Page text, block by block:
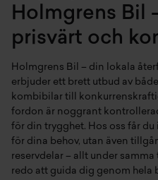
Holmgrens Bil
prisvärt och
Holmgrens Bil – din lokala
erbjuder ett brett utbud av
kombibilar till
fordon är noggrant
för din trygghet. Hos oss får
för dina behov, utan även
reservdelar – allt under
redo att guida dig genom hela